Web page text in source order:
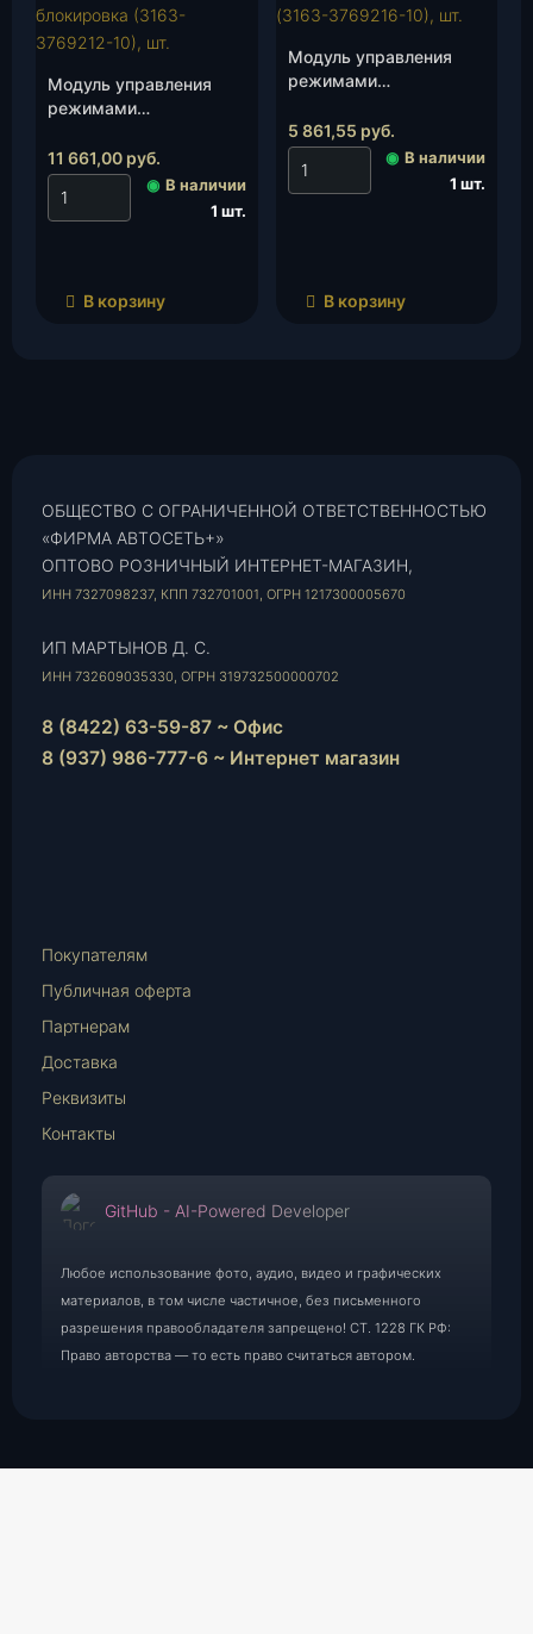
Модуль управления
режимами
(56.3769-200)
блокировка (3163-
3769212-10), шт.
11 661,00 руб.
◉ В наличии
1 шт.
В корзину
Модуль управления
режимами
(56.3769-240)(3163-
3769216-10), шт.
5 861,55 руб.
◉ В наличии
1 шт.
В корзину
ОБЩЕСТВО С ОГРАНИЧЕННОЙ ОТВЕТСТВЕННОСТЬЮ
«ФИРМА АВТОСЕТЬ+»
ОПТОВО РОЗНИЧНЫЙ ИНТЕРНЕТ-МАГАЗИН,
ИНН 7327098237, КПП 732701001, ОГРН 1217300005670
ИП МАРТЫНОВ Д. С.
ИНН 732609035330, ОГРН 319732500000702
8 (8422) 63-59-87 ~ Офис
8 (937) 986-777-6 ~ Интернет магазин
Mail
Покупателям
Публичная оферта
Партнерам
Доставка
Реквизиты
Контакты
GitHub - AI-Powered Developer
Любое использование фото, аудио, видео и графических
материалов, в том числе частичное, без письменного
разрешения правообладателя запрещено! СТ. 1228 ГК РФ:
Право авторства — то есть право считаться автором.